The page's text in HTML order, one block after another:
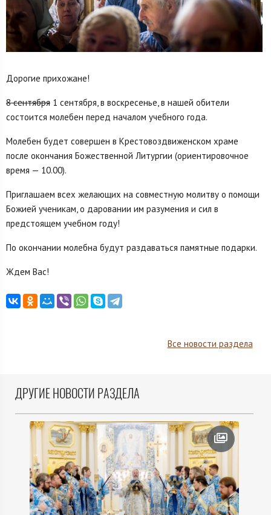
Дорогие прихожане!
8 сентября 1 сентября, в воскресенье, в нашей обители
состоится молебен перед началом учебного года.
Молебен будет совершен в Крестовоздвиженском храме
после окончания Божественной Литургии (ориентировочное
время — 10.00).
Приглашаем всех желающих на совместную молитву о помощи
Божией ученикам, о даровании им разумения и сил в
предстоящем учебном году!
По окончании молебна будут раздаваться памятные подарки.
Ждем Вас!
Все новости раздела
ДРУГИЕ НОВОСТИ РАЗДЕЛА